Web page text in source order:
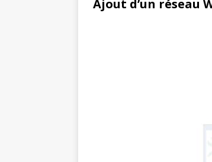
Ajout d’un réseau